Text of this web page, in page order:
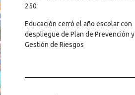
250
Educación cerró el año escolar con
despliegue de Plan de Prevención y
Gestión de Riesgos